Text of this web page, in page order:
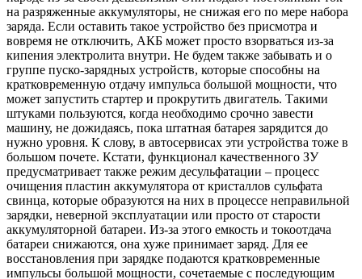
на разряженные аккумуляторы, не снижая его по мере набора
заряда. Если оставить такое устройство без присмотра и
вовремя не отключить, АКБ может просто взорваться из-за
кипения электролита внутри. Не будем также забывать и о
группе пуско-зарядных устройств, которые способны на
кратковременную отдачу импульса большой мощности, что
может запустить стартер и прокрутить двигатель. Такими
штуками пользуются, когда необходимо срочно завести
машину, не дожидаясь, пока штатная батарея зарядится до
нужно уровня. К слову, в автосервисах эти устройства тоже в
большом почете. Кстати, функционал качественного ЗУ
предусматривает также режим десульфатации – процесс
очищения пластин аккумулятора от кристаллов сульфата
свинца, которые образуются на них в процессе неправильной
зарядки, неверной эксплуатации или просто от старости
аккумуляторной батареи. Из-за этого емкость и токоотдача
батареи снижаются, она хуже принимает заряд. Для ее
восстановления при зарядке подаются кратковременные
импульсы большой мощности, сочетаемые с последующим